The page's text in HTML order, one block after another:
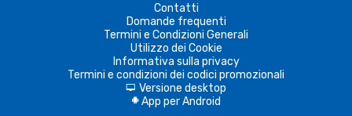
Contatti
Domande frequenti
Termini e Condizioni Generali
Utilizzo dei Cookie
Informativa sulla privacy
Termini e condizioni dei codici promozionali
d Versione desktop
A App per Android